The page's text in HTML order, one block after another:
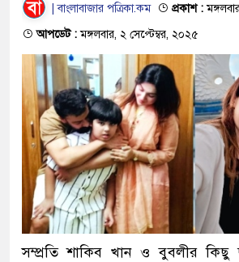
| বাংলাবাজার পত্রিকা.কম প্রকাশ :
আপডেট :মঙ্গলবার, ২ সেপ্টেম্বর, ২০২৫
সম্প্রতি শাকিব খান ও বুবলীর কিছু